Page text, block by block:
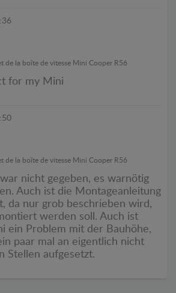
de la boîte de vitesse Mini Cooper R56
for my Mini
de la boîte de vitesse Mini Cooper R56
war nicht gegeben, es warnötig
Auch ist die Montageanleitung
da nur grob beschrieben wird,
werden soll. Auch ist
ein Problem mit der Bauhöhe,
paar mal an eigentlich nicht
Stellen aufgesetzt.